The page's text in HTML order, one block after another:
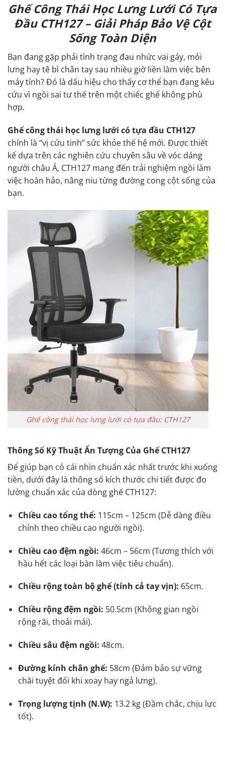
Ghế Công Thái Học Lưng Lưới Có Tựa
Đầu CTH127 – Giải Pháp Bảo Vệ Cột
Sống Toàn Diện
Bạn đang gặp phải tình trạng đau nhức vai gáy, mỏi
lưng hay tê bì chân tay sau nhiều giờ liền làm việc bên
máy tính? Đó là dấu hiệu cho thấy cơ thể bạn đang kêu
cứu vì ngồi sai tư thế trên một chiếc ghế không phù
hợp.
Ghế công thái học lưng lưới có tựa đầu CTH127
chính là “vị cứu tinh” sức khỏe thế hệ mới. Được thiết
kế dựa trên các nghiên cứu chuyên sâu về vóc dáng
người châu Á, CTH127 mang đến trải nghiệm ngồi làm
việc hoàn hảo, nâng niu từng đường cong cột sống của
bạn.
Ghế công thái học lưng lưới có tựa đầu: CTH127
Thông Số Kỹ Thuật Ấn Tượng Của Ghế CTH127
Để giúp bạn có cái nhìn chuẩn xác nhất trước khi xuống
tiền, dưới đây là thông số kích thước chi tiết được đo
lường chuẩn xác của dòng ghế CTH127:
Chiều cao tổng thể: 115cm – 125cm (Dễ dàng điều
chỉnh theo chiều cao người ngồi).
Chiều cao đệm ngồi: 46cm – 56cm (Tương thích với
hầu hết các loại bàn làm việc tiêu chuẩn).
Chiều rộng toàn bộ ghế (tính cả tay vịn): 65cm.
Chiều rộng đệm ngồi: 50.5cm (Không gian ngồi
rộng rãi, thoải mái).
Chiều sâu đệm ngồi: 48cm.
Đường kính chân ghế: 58cm (Đảm bảo sự vững
chãi tuyệt đối khi xoay hay ngả lưng).
Trọng lượng tịnh (N.W): 13.2 kg (Đầm chắc, chịu lực
tốt).